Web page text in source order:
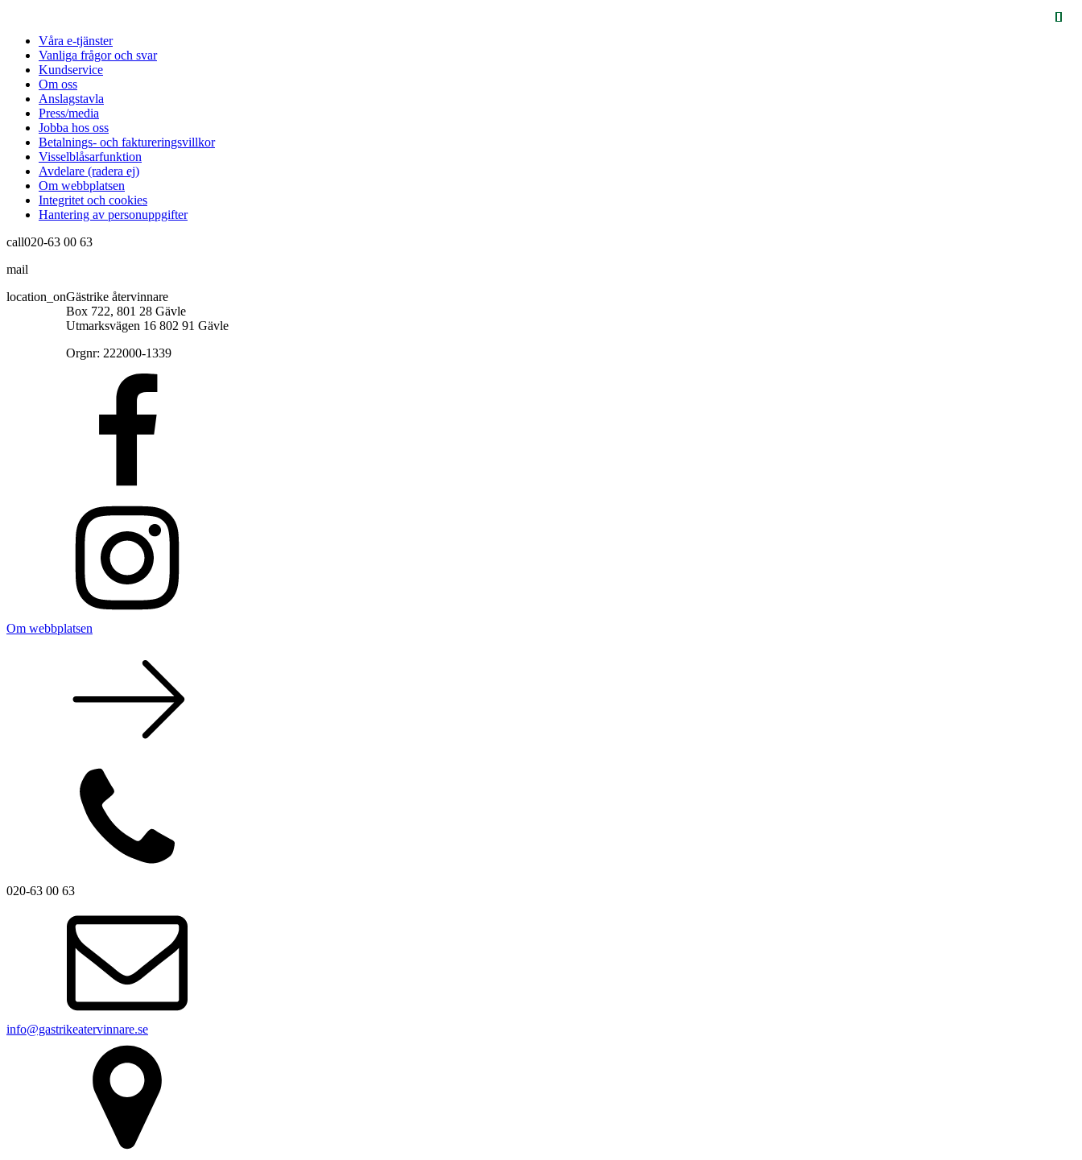
Våra e-tjänster
Vanliga frågor och svar
Kundservice
Om oss
Anslagstavla
Press/media
Jobba hos oss
Betalnings- och faktureringsvillkor
Visselblåsarfunktion
Avdelare (radera ej)
Om webbplatsen
Integritet och cookies
Hantering av personuppgifter
call020-63 00 63
mail
location_onGästrike återvinnare
Box 722, 801 28 Gävle
Utmarksvägen 16 802 91 Gävle
Orgnr: 222000-1339
Om webbplatsen
020-63 00 63
info@gastrikeatervinnare.se